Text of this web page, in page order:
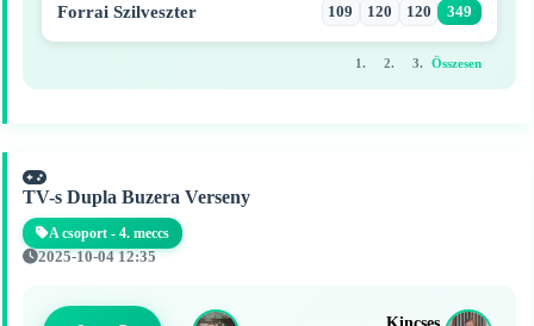
Forrai Szilveszter 109 120 120 349
1. 2. 3. Összesen
TV-s Dupla Buzera Verseny
A csoport - 4. meccs
2025-10-04 12:35